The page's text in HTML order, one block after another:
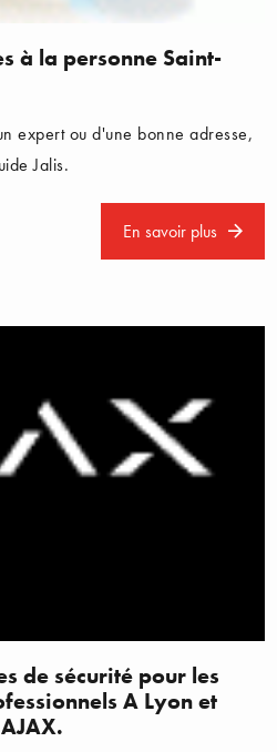
à la personne Saint-
expert ou d'une bonne adresse,
Jalis.
En savoir plus
de sécurité pour les
A Lyon et